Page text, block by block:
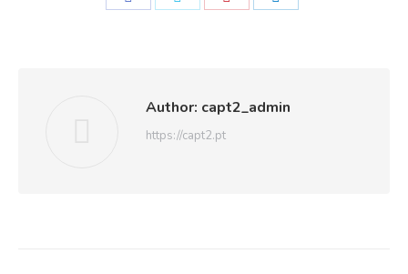
Author: capt2_admin
https://capt2.pt